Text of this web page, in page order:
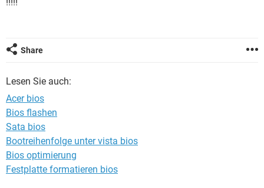
Share
Lesen Sie auch:
Acer bios
Bios flashen
Sata bios
Bootreihenfolge unter vista bios
Bios optimierung
Festplatte formatieren bios